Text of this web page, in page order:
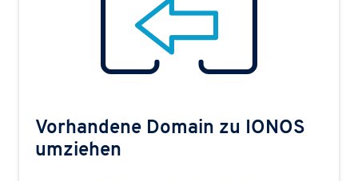
Vorhandene Domain zu IONOS
umziehen